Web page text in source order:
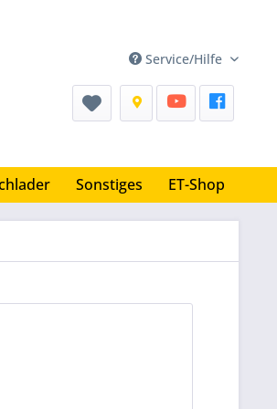
Service/Hilfe
Sonstiges ET-Shop